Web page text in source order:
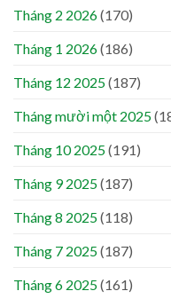
Tháng 2 2026(170)
Tháng 1 2026(186)
Tháng 12 2025(187)
Tháng mười một 2025
Tháng 10 2025(191)
Tháng 9 2025(187)
Tháng 8 2025(118)
Tháng 7 2025(187)
Tháng 6 2025(161)